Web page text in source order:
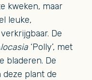
kweken, maar
leuke,
De
‘Polly’, met
bladeren. De
plant de